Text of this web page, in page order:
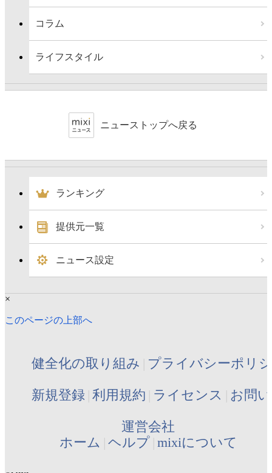
コラム
ライフスタイル
ニューストップへ戻る
ランキング
提供元一覧
ニュース設定
×
このページの上部へ
健全化の取り組み プライバシーポリ
新規登録 利用規約 ライセンス お問
運営会社
ホーム ヘルプ mixiについて